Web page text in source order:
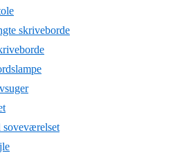
skriveborde
soveværelset